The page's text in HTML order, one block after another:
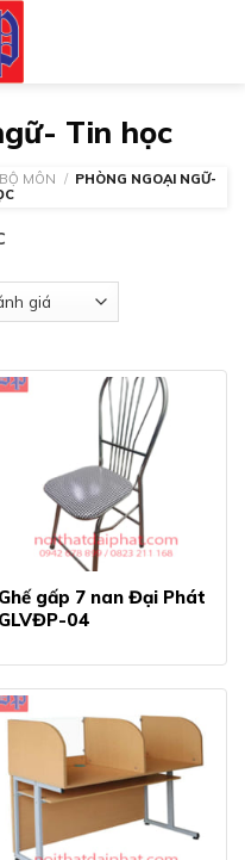
Tin học
MÔN / PHÒNG NGOẠI NGỮ-
Ghế gấp 7 nan Đại Phát
GLVĐP-04